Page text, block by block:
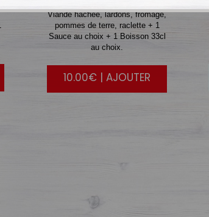
Viande hachée, lardons, fromage,
pommes de terre, raclette + 1
Sauce au choix + 1 Boisson 33cl
au choix.
10.00€ | AJOUTER